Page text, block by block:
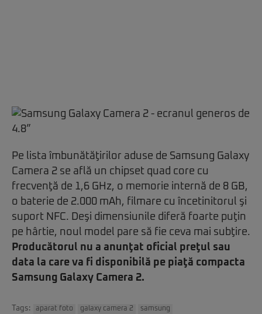
Pe lista îmbunătăţirilor aduse de Samsung Galaxy
Camera 2 se află un chipset quad core cu
frecvenţă de 1,6 GHz, o memorie internă de 8 GB,
o baterie de 2.000 mAh, filmare cu încetinitorul şi
suport NFC. Deşi dimensiunile diferă foarte puţin
pe hârtie, noul model pare să fie ceva mai subţire.
Producătorul nu a anunţat oficial preţul sau
data la care va fi disponibilă pe piaţă compacta
Samsung Galaxy Camera 2.
Tags: aparat foto galaxy camera 2 samsung